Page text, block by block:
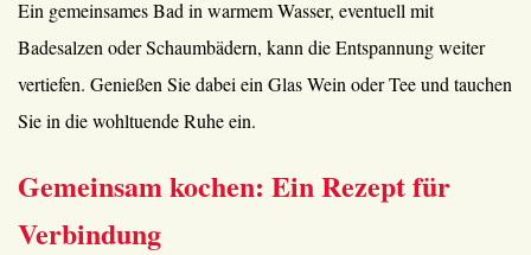
Ein gemeinsames Bad in warmem Wasser, eventuell mit
Badesalzen oder Schaumbädern, kann die Entspannung weiter
vertiefen. Genießen Sie dabei ein Glas Wein oder Tee und tauchen
Sie in die wohltuende Ruhe ein.
Gemeinsam kochen: Ein Rezept für
Verbindung